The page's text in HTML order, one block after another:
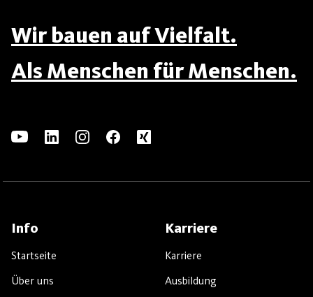
Wir bauen auf Vielfalt.
Als Menschen für Menschen.
Info
Startseite
Über uns
Karriere
Karriere
Ausbildung